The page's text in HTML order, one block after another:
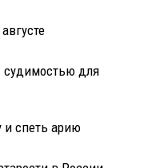
судимостью для
и спеть арию